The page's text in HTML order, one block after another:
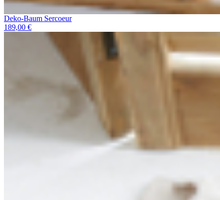
Deko-Baum Sercoeur
189,00 €